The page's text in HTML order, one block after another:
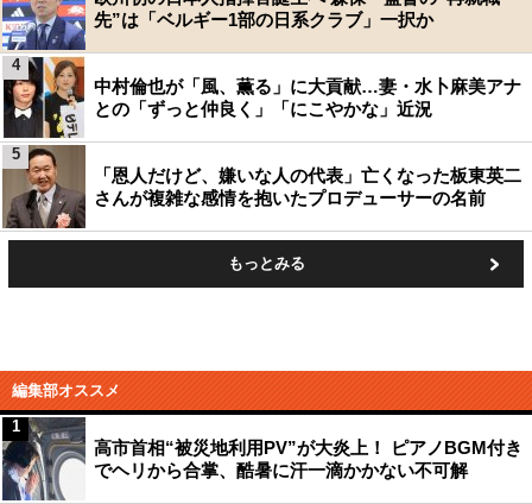
先”は「ベルギー1部の日系クラブ」一択か
中村倫也が「風、薫る」に大貢献…妻・水卜麻美アナ
との「ずっと仲良く」「にこやかな」近況
4
「恩人だけど、嫌いな人の代表」亡くなった板東英二
さんが複雑な感情を抱いたプロデューサーの名前
5
もっとみる
編集部オススメ
高市首相“被災地利用PV”が大炎上！ ピアノBGM付き
でヘリから合掌、酷暑に汗一滴かかない不可解
1